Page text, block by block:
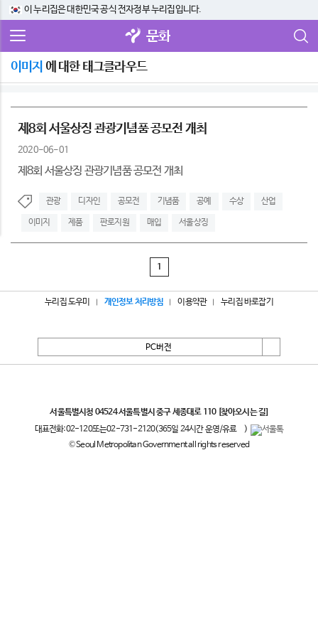
이 누리집은 대한민국 공식 전자정부 누리집입니다.
문화
이미지 에 대한 태그클라우드
제8회 서울상징 관광기념품 공모전 개최
2020-06-01
제8회 서울상징 관광기념품 공모전 개최
관광 디자인 공모전 기념품 공예 수상 산업
이미지 제품 판로지원 매입 서울상징
1
누리집 도우미 개인정보 처리방침 이용약관 누리집 바로잡기
PC버전
서울특별시청 04524 서울특별시 중구 세종대로 110 [찾아오시는 길]
대표전화:02-120또는02-731-2120(365일 24시간 운영/유료
)
© Seoul Metropolitan Government all rights reserved